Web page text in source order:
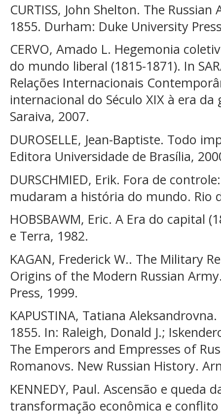
CURTISS, John Shelton. The
1855. Durham: Duke University
CERVO, Amado L. Hegemonia
do mundo liberal (1815-1871). In
Relações Internacionais
internacional do Século XIX à era da
Saraiva, 2007.
DUROSELLE, Jean-Baptiste. Todo
Editora Universidade de Brasília,
DURSCHMIED, Erik. Fora de
mudaram a história do mundo. Rio
HOBSBAWM, Eric. A Era do capital
e Terra, 1982.
KAGAN, Frederick W.. The Military
Origins of the Modern Russian
Press, 1999.
KAPUSTINA, Tatiana
1855. In: Raleigh, Donald J.;
The Emperors and Empresses of
Romanovs. New Russian History.
KENNEDY, Paul. Ascensão e queda
transformação econômica e